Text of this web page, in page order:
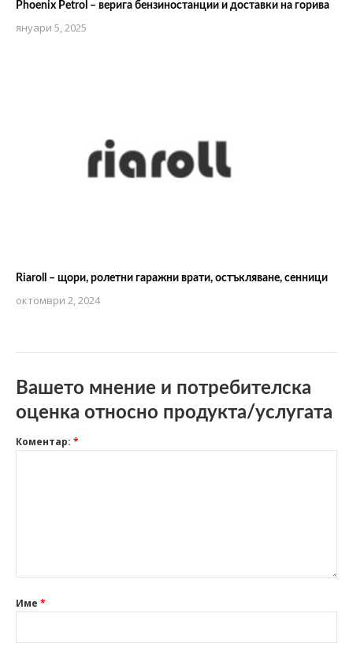
Phoenix Petrol – верига бензиностанции и доставки на горива
януари 5, 2025
Riaroll – щори, ролетни гаражни врати, остъкляване, сенници
октомври 2, 2024
Вашето мнение и потребителска
оценка относно продукта/услугата
Коментар: *
Име *